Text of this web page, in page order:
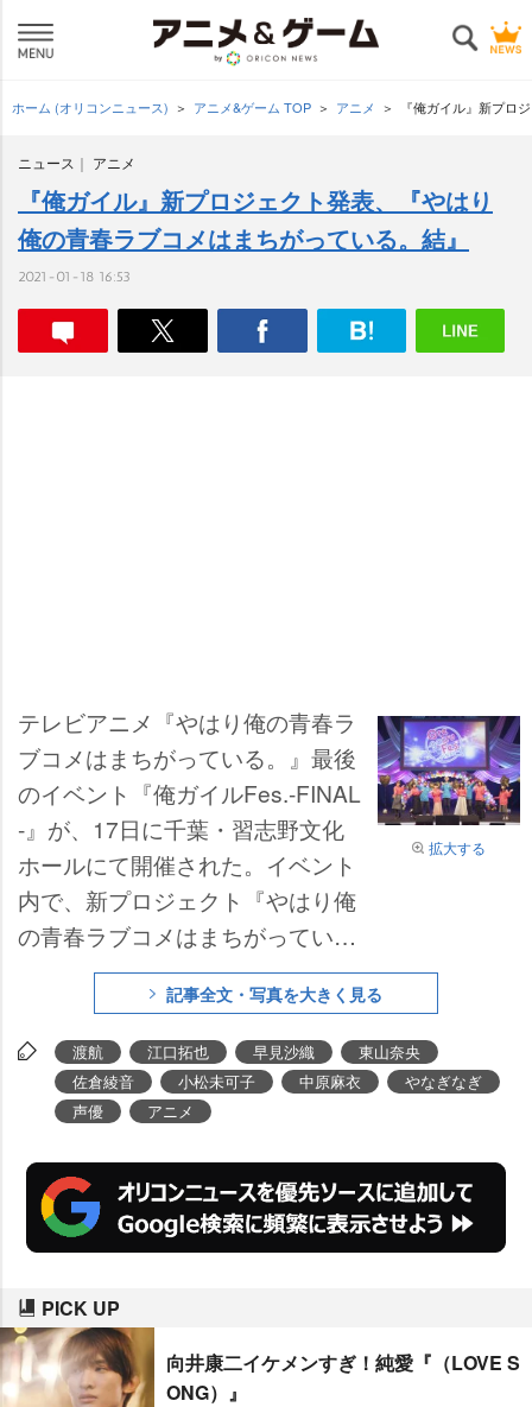
ホーム (オリコンニュース) アニメ&ゲーム TOP アニメ 『俺ガイル』新プロ
ニュース アニメ
『俺ガイル』新プロジェクト発表、『やはり
俺の青春ラブコメはまちがっている。結』
2021-01-18 16:53
拡大する
テレビアニメ『やはり俺の青春ラ
ブコメはまちがっている。』最後
のイベント『俺ガイルFes.-FINAL
-』が、17日に千葉・習志野文化
ホールにて開催された。イベント
内で、新プロジェクト『やはり俺
の青春ラブコメはまちがってい
る。結』や、『やはり俺の青春ラ
ブコメはまちがっている。完』の
ゲーム特典の解禁など、新情報が
発表された。
記事全文・写真を大きく見る
渡航 江口拓也 早見沙織
東山奈央
佐倉綾音
小松未可子 中原麻衣
なぎなぎ
声優
アニメ
PICK UP
向井康二イケメンすぎ！純愛『（LOVE S
ONG）』